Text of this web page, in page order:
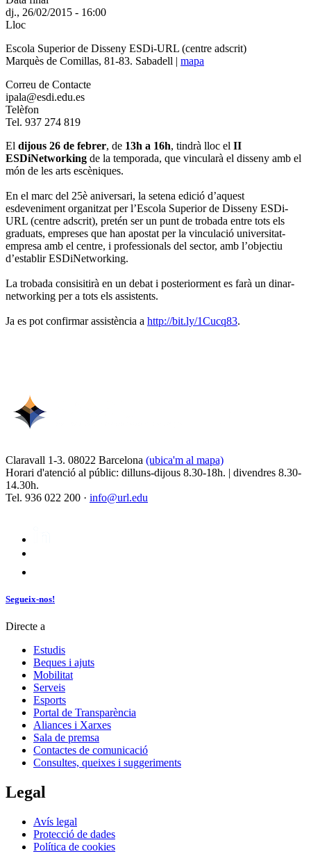
dj., 26/02/2015 - 16:00
Lloc
Escola Superior de Disseny ESDi-URL (centre adscrit)
Marquès de Comillas, 81-83. Sabadell | mapa
Correu de Contacte
ipala@esdi.edu.es
Telèfon
Tel. 937 274 819
El dijous 26 de febrer, de 13h a 16h, tindrà lloc el II
ESDiNetworking de la temporada, que vincularà el disseny amb el
món de les arts escèniques.
En el marc del 25è aniversari, la setena edició d’aquest
esdeveniment organitzat per l’Escola Superior de Disseny ESDi-
URL (centre adscrit), pretén ser un punt de trobada entre tots els
graduats, empreses que han apostat per la vinculació universitat-
empresa amb el centre, i professionals del sector, amb l’objectiu
d’establir ESDiNetworking.
La trobada consisitirà en un debat i posteriorment es farà un dinar-
networking per a tots els assistents.
Ja es pot confirmar assistència a http://bit.ly/1Cucq83.
Claravall 1-3. 08022 Barcelona (ubica'm al mapa)
Horari d'atenció al públic: dilluns-dijous 8.30-18h. | divendres 8.30-
14.30h.
Tel. 936 022 200 · info@url.edu
Segueix-nos!
Directe a
Estudis
Beques i ajuts
Mobilitat
Serveis
Esports
Portal de Transparència
Aliances i Xarxes
Sala de premsa
Contactes de comunicació
Consultes, queixes i suggeriments
Legal
Avís legal
Protecció de dades
Política de cookies